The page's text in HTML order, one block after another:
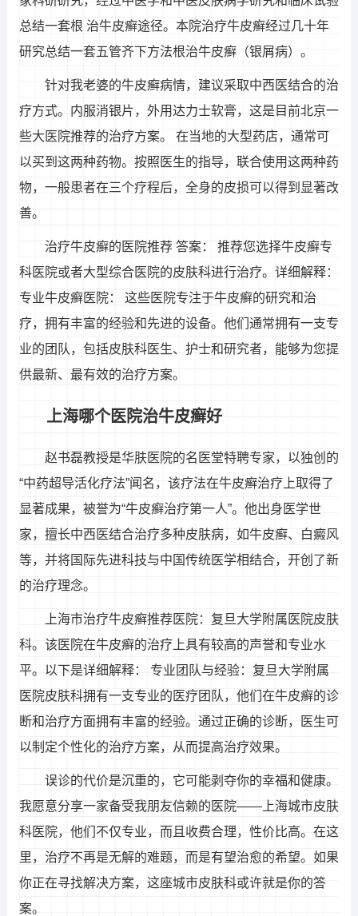
总结一套根 治牛皮癣途径。本院治疗牛皮癣经过几十年
研究总结一套五管齐下方法根治牛皮癣（银屑病）。
针对我老婆的牛皮癣病情，建议采取中西医结合的治
疗方式。内服消银片，外用达力士软膏，这是目前北京一
些大医院推荐的治疗方案。 在当地的大型药店，通常可
以买到这两种药物。按照医生的指导，联合使用这两种药
物，一般患者在三个疗程后，全身的皮损可以得到显著改
善。
治疗牛皮癣的医院推荐 答案： 推荐您选择牛皮癣专
科医院或者大型综合医院的皮肤科进行治疗。详细解释：
专业牛皮癣医院： 这些医院专注于牛皮癣的研究和治
疗，拥有丰富的经验和先进的设备。他们通常拥有一支专
业的团队，包括皮肤科医生、护士和研究者，能够为您提
供最新、最有效的治疗方案。
上海哪个医院治牛皮癣好
赵书磊教授是华肤医院的名医堂特聘专家，以独创的
“中药超导活化疗法”闻名，该疗法在牛皮癣治疗上取得了
显著成果，被誉为“牛皮癣治疗第一人”。他出身医学世
家，擅长中西医结合治疗多种皮肤病，如牛皮癣、白癜风
等，并将国际先进科技与中国传统医学相结合，开创了新
的治疗理念。
上海市治疗牛皮癣推荐医院：复旦大学附属医院皮肤
科。该医院在牛皮癣的治疗上具有较高的声誉和专业水
平。以下是详细解释： 专业团队与经验：复旦大学附属
医院皮肤科拥有一支专业的医疗团队，他们在牛皮癣的诊
断和治疗方面拥有丰富的经验。通过正确的诊断，医生可
以制定个性化的治疗方案，从而提高治疗效果。
误诊的代价是沉重的，它可能剥夺你的幸福和健康。
我愿意分享一家备受我朋友信赖的医院——上海城市皮肤
科医院，他们不仅专业，而且收费合理，性价比高。在这
里，治疗不再是无解的难题，而是有望治愈的希望。如果
你正在寻找解决方案，这座城市皮肤科或许就是你的答
案。